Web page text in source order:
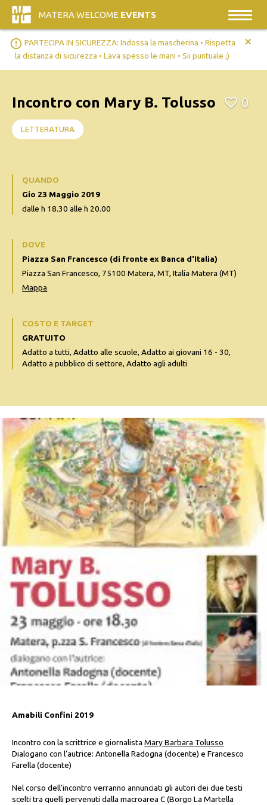
MATERA WELCOME EVENTS
error_outline PARTECIPA IN SICUREZZA: Indossa la mascherina • Rispetta
la distanza di sicurezza • Lava spesso le mani • Sii puntuale ;)
+
Amabili Confini 2019
Incontro con la scrittrice e giornalistaMary Barbara Tolusso
Dialogano con l’autrice: Antonella Radogna (docente) e Francesco
Farella (docente)
Nel corso dell'incontro verranno annunciati gli autori dei due testi
scelti tra quelli pervenuti dalla macroarea C (Borgo La Martella
Incontro con Mary B. Tolusso 0
LETTERATURA
QUANDO
Gio 23 Maggio 2019
dalle h 18.30 alle h 20.00
DOVE
Piazza San Francesco (di fronte ex Banca d'Italia)
Piazza San Francesco, 75100 Matera, MT, Italia Matera (MT)
Mappa
COSTO E TARGET
GRATUITO
Adatto a tutti, Adatto alle scuole, Adatto ai giovani 16 - 30,
Adatto a pubblico di settore, Adatto agli adulti